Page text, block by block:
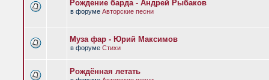
Рождение барда - Андрей Рыбаков
в форуме Авторские песни
Муза фар - Юрий Максимов
в форуме Стихи
Рождённая летать